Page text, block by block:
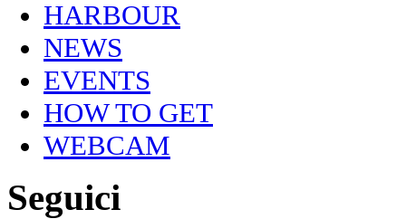
HARBOUR
NEWS
EVENTS
HOW TO GET
WEBCAM
Seguici